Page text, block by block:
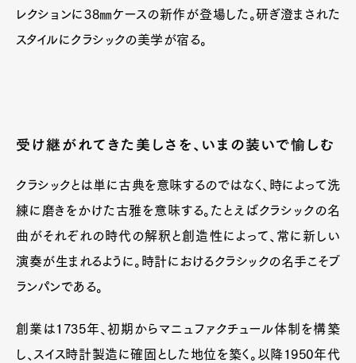
Pen Membership
Magazine
Contact
Pen international Pen tw
レクションに38㎜ケースの新作が登場した。研ぎ澄まされた
スタイルにクラシックの美学が宿る。
受け継がれてきた美しさを、いまの装いで愉しむ
クラシックとは単に古典を意味するのではなく、時によって洗
練に磨きをかけた古雅を意味する。たとえばクラシックの名
曲がそれぞれの時代の解釈と創造性によって、常に新しい
演奏が生まれるように。時計におけるクラシックの名手こそブ
ランパンである。
創業は1735年、初期からマニュファクチュール体制を構築
し、スイス時計製造に確固とした地位を築く。以降1950年代